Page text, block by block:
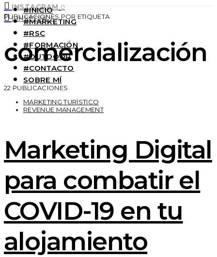
INSTAGRAM 0
LINKEDIN 0
#INICIO
#MARKETING
#RSC
#FORMACIÓN
#OUTDOOR
#CONTACTO
SOBRE MÍ
PUBLICACIONES POR ETIQUETA
comercialización
22 PUBLICACIONES
MARKETING TURÍSTICO
REVENUE MANAGEMENT
Marketing Digital
para combatir el
COVID-19 en tu
alojamiento